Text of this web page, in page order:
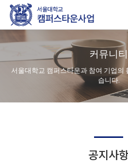
커뮤니티
서울대학교 캠퍼스타운과 참여 기업의
습니다.
공지사항